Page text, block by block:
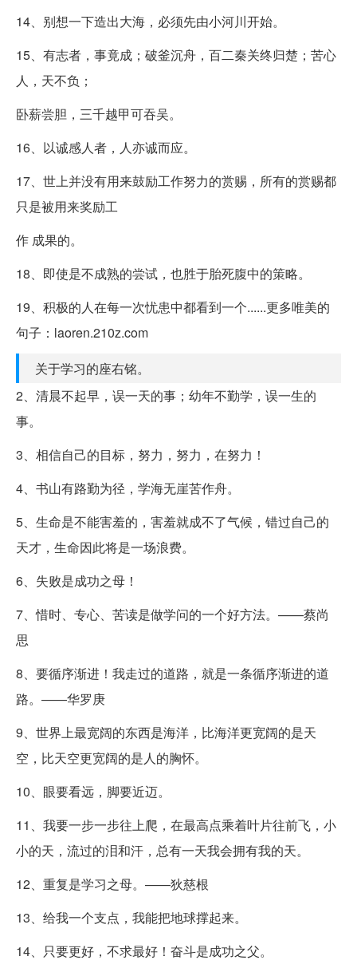
14、别想一下造出大海，必须先由小河川开始。
15、有志者，事竟成；破釜沉舟，百二秦关终归楚；苦心
人，天不负；
卧薪尝胆，三千越甲可吞吴。
16、以诚感人者，人亦诚而应。
17、世上并没有用来鼓励工作努力的赏赐，所有的赏赐都
只是被用来奖励工
作 成果的。
18、即使是不成熟的尝试，也胜于胎死腹中的策略。
19、积极的人在每一次忧患中都看到一个......更多唯美的
句子：laoren.210z.com
关于学习的座右铭。
2、清晨不起早，误一天的事；幼年不勤学，误一生的
事。
3、相信自己的目标，努力，努力，在努力！
4、书山有路勤为径，学海无崖苦作舟。
5、生命是不能害羞的，害羞就成不了气候，错过自己的
天才，生命因此将是一场浪费。
6、失败是成功之母！
7、惜时、专心、苦读是做学问的一个好方法。——蔡尚
思
8、要循序渐进！我走过的道路，就是一条循序渐进的道
路。——华罗庚
9、世界上最宽阔的东西是海洋，比海洋更宽阔的是天
空，比天空更宽阔的是人的胸怀。
10、眼要看远，脚要近迈。
11、我要一步一步往上爬，在最高点乘着叶片往前飞，小
小的天，流过的泪和汗，总有一天我会拥有我的天。
12、重复是学习之母。——狄慈根
13、给我一个支点，我能把地球撑起来。
14、只要更好，不求最好！奋斗是成功之父。